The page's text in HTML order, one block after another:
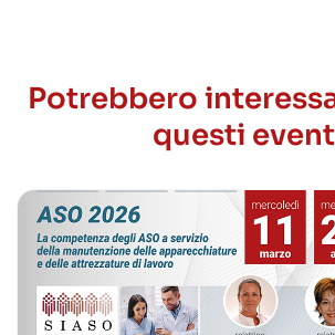
Potrebbero
questi